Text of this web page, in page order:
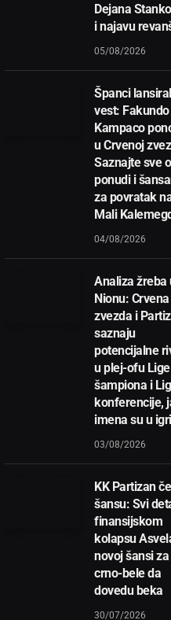
Dejana
i najavu
05/08/2026
Španci
vest: Fakundo
Kampaco
u Crvenoj
Saznajte sve o
ponudi i
za povratak
Mali
04/08/2026
Analiza žreba
Nionu: Crvena
zvezda i
saznaju
potencijalne
u plej-ofu Lige
šampiona i
konferencije,
imena su u igri
03/08/2026
KK Partizan
šansu: Svi
finansijskom
kolapsu
novoj šansi za
crno-bele da
dovedu beka
30/07/2026